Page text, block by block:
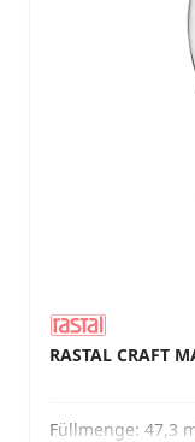
RASTAL CRAFT
Füllmenge: 47,3